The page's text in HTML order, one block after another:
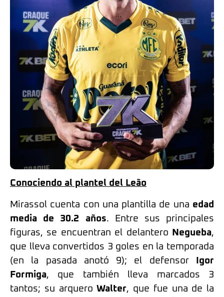
Conociendo al plantel del Leão
Mirassol cuenta con una plantilla de una edad
media de 30.2 años. Entre sus principales
figuras, se encuentran el delantero
Negueba,
que lleva convertidos 3 goles en la temporada
(en la pasada anotó 9); el defensor
Igor
Formiga, que también lleva marcados 3
tantos; su arqueroWalter, que fue una de la